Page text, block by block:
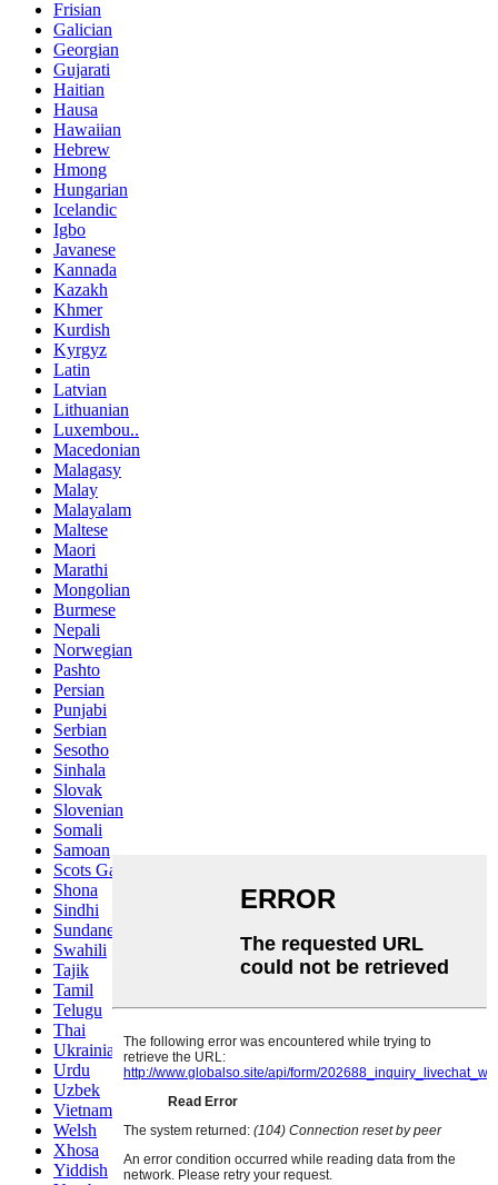
Frisian
Galician
Georgian
Gujarati
Haitian
Hausa
Hawaiian
Hebrew
Hmong
Hungarian
Icelandic
Igbo
Javanese
Kannada
Kazakh
Khmer
Kurdish
Kyrgyz
Latin
Latvian
Lithuanian
Luxembou..
Macedonian
Malagasy
Malay
Malayalam
Maltese
Maori
Marathi
Mongolian
Burmese
Nepali
Norwegian
Pashto
Persian
Punjabi
Serbian
Sesotho
Sinhala
Slovak
Slovenian
Somali
Samoan
Scots Gaelic
Shona
Sindhi
Sundanese
Swahili
Tajik
Tamil
Telugu
Thai
Ukrainian
Urdu
Uzbek
Vietnamese
Welsh
Xhosa
Yiddish